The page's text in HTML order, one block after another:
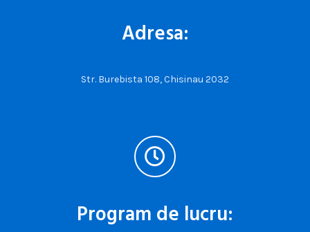
Adresa:
Str. Burebista 108, Chisinau 2032
Program de lucru: